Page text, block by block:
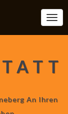
An Ihren